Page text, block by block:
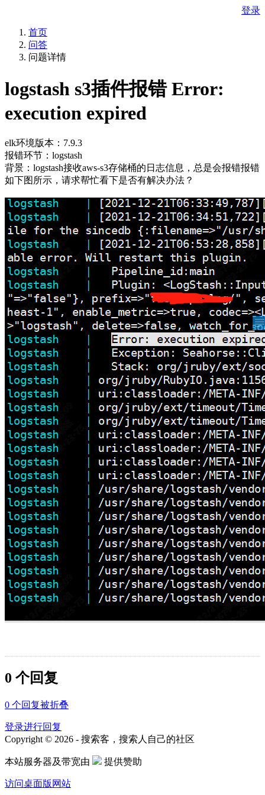
登录
首页
问答
问题详情
logstash s3插件报错 Error:
execution expired
elk环境版本：7.9.3
报错环节：logstash
背景：logstash接收aws-s3存储桶的日志信息，总是会报错报错
如下图所示，请求帮忙看下是否有解决办法？
0 个回复
0 个回复被折叠
登录进行回复
Copyright © 2026 - 搜索客，搜索人自己的社区
本站服务器及带宽由 提供赞助
访问桌面版网站